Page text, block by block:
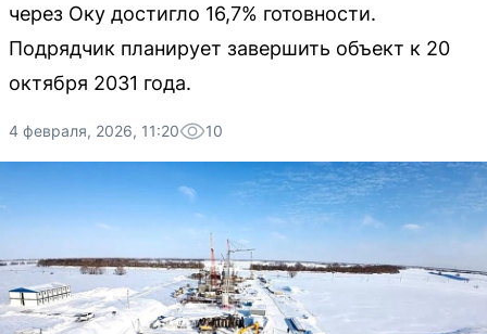
через Оку достигло 16,7% готовности.
Подрядчик планирует завершить объект к 20
октября 2031 года.
4 февраля, 2026, 11:20 10